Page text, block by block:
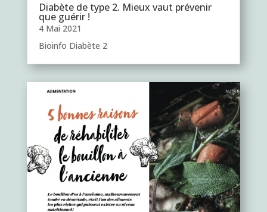
Diabète de type 2. Mieux vaut prévenir
que guérir !
4 Mai 2021
Bioinfo Diabète 2